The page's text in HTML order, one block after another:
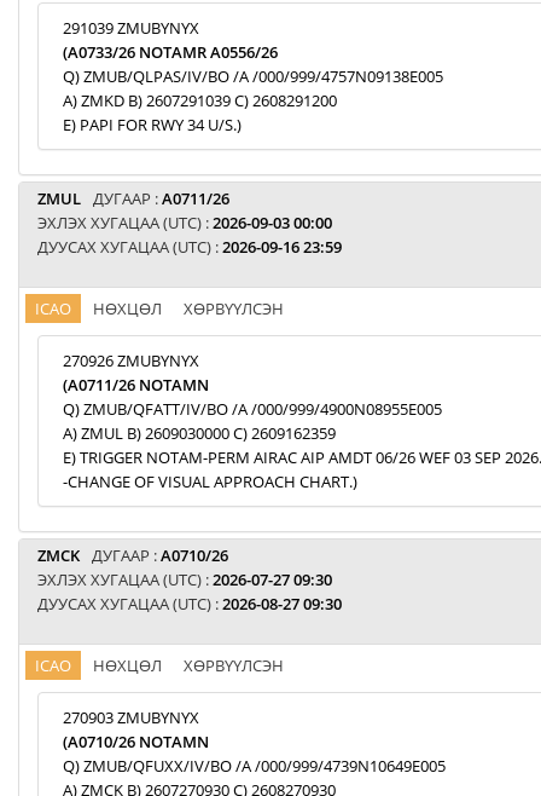
291039 ZMUBYNYX
(A0733/26 NOTAMR A0556/26
Q) ZMUB/QLPAS/IV/BO /A /000/999/4757N09138E005
A) ZMKD B) 2607291039 C) 2608291200
E) PAPI FOR RWY 34 U/S.)
ZMUL ДУГААР :A0711/26
ЭХЛЭХ ХУГАЦАА (UTC) :2026-09-03 00:00
ДУУСАХ ХУГАЦАА (UTC) :2026-09-16 23:59
ICAO НӨХЦӨЛ ХӨРВҮҮЛСЭН
270926 ZMUBYNYX
(A0711/26 NOTAMN
Q) ZMUB/QFATT/IV/BO /A /000/999/4900N08955E005
A) ZMUL B) 2609030000 C) 2609162359
E) TRIGGER NOTAM-PERM AIRAC AIP AMDT 06/26 WEF 03 SEP 2026.
-CHANGE OF VISUAL APPROACH CHART.)
ZMCK ДУГААР :A0710/26
ЭХЛЭХ ХУГАЦАА (UTC) :2026-07-27 09:30
ДУУСАХ ХУГАЦАА (UTC) :2026-08-27 09:30
ICAO НӨХЦӨЛ ХӨРВҮҮЛСЭН
270903 ZMUBYNYX
(A0710/26 NOTAMN
Q) ZMUB/QFUXX/IV/BO /A /000/999/4739N10649E005
A) ZMCK B) 2607270930 C) 2608270930